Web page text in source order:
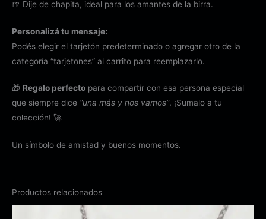
🍺 Dije de chapita, ideal para los amantes de la birra.
Personalizá tu mensaje:
Podés elegir el tarjetón predeterminado o agregar otro de la
categoría “tarjetones” al carrito para reemplazarlo.
🎁 Regalo perfecto para compartir con esa persona especial
que siempre dice “una más y nos vamos”. ¡Sumalo a tu
colección! 🚀
Un símbolo de amistad y buenos momentos.
Productos relacionados